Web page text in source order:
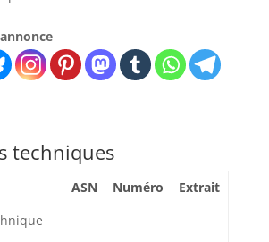
techniques
ASN Numéro
Extrait